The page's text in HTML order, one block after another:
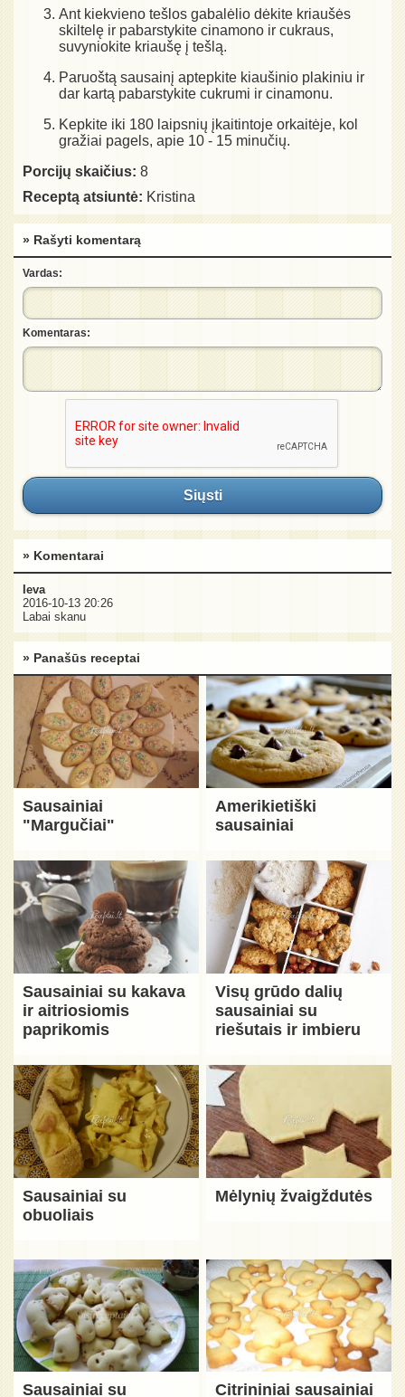
Ant kiekvieno tešlos gabalėlio dėkite kriaušės
skiltelę ir pabarstykite cinamono ir cukraus,
suvyniokite kriaušę į tešlą.
Paruoštą sausainį aptepkite kiaušinio plakiniu ir
dar kartą pabarstykite cukrumi ir cinamonu.
Kepkite iki 180 laipsnių įkaitintoje orkaitėje, kol
gražiai pagels, apie 10 - 15 minučių.
Porcijų skaičius: 8
Receptą atsiuntė: Kristina
» Rašyti komentarą
Vardas:
Komentaras:
Siųsti
» Komentarai
Ieva
2016-10-13 20:26
Labai skanu
» Panašūs receptai
Sausainiai
"Margučiai"
Amerikietiški
sausainiai
Sausainiai su kakava
ir aitriosiomis
paprikomis
Visų grūdo dalių
sausainiai su
riešutais ir imbieru
Sausainiai su
obuoliais
Mėlynių žvaigždutės
Sausainiai su Citrininiai sausainiai